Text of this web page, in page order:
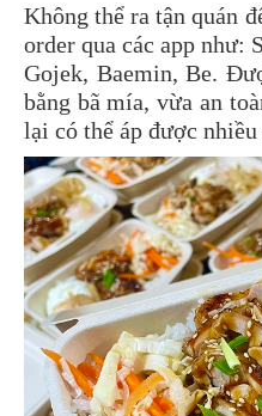
Không thể ra tận quán
order qua các app như:
Gojek, Baemin, Be.
bằng bã mía, vừa an
lại có thể áp được